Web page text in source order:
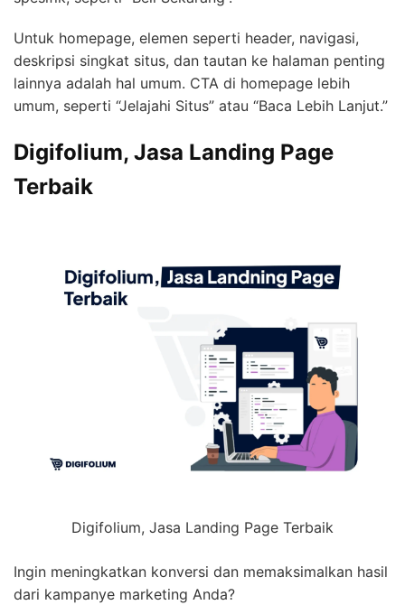
Untuk homepage, elemen seperti header, navigasi,
deskripsi singkat situs, dan tautan ke halaman penting
lainnya adalah hal umum. CTA di homepage lebih
umum, seperti “Jelajahi Situs” atau “Baca Lebih Lanjut.”
Digifolium, Jasa Landing Page
Terbaik
Digifolium, Jasa Landing Page Terbaik
Ingin meningkatkan konversi dan memaksimalkan hasil
dari kampanye marketing Anda?